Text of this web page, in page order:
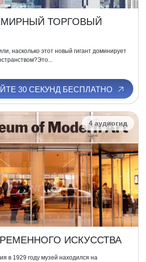
ТОРГОВЫЙ
насколько этот новый гигант доминирует
30 СЕКУНД БЕСПЛАТНО
4 аудиогид
ИСКУССТВА
в 1929 году музей находился на